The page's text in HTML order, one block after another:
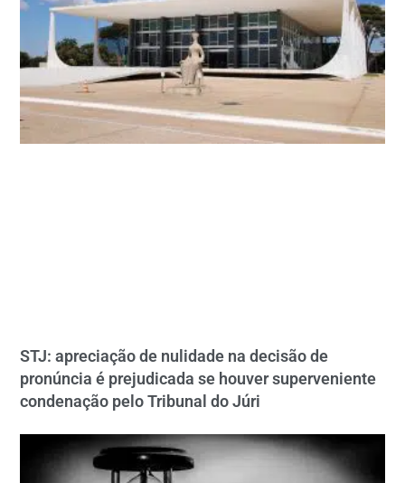
STJ: apreciação de nulidade na decisão de
pronúncia é prejudicada se houver superveniente
condenação pelo Tribunal do Júri